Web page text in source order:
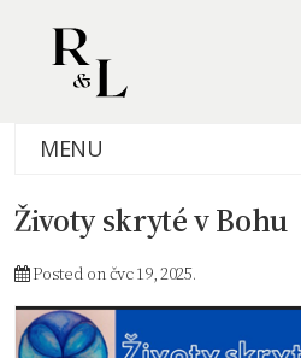
MENU
Životy skryté v Bohu
Posted on čvc 19, 2025.